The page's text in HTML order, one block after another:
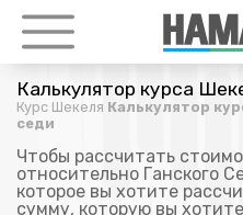
Калькулятор курса
Курс Шекеля Калькулятор
седи
Чтобы рассчитать
относительно Ганского
которое вы хотите
сумму, которую вы